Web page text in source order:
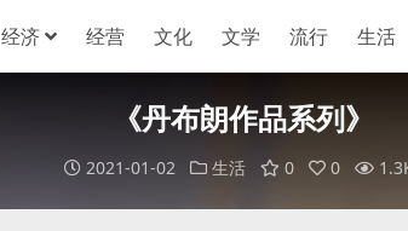
经济 经营 文化 文学 流行 生活
《丹布朗作品系列》
2021-01-02 生活 0 0